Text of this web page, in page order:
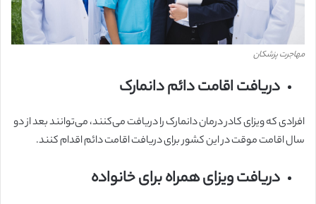
مهاجرت پزشکان
دریافت اقامت دائم دانمارک
افرادی که ویزای کادر درمان دانمارک را دریافت می‌کنند، می‌توانند بعد از دو
سال اقامت موقت در این کشور برای دریافت اقامت دائم اقدام کنند.
دریافت ویزای همراه برای خانواده